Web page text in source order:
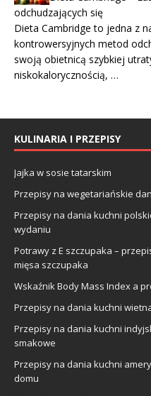
odchudzających się
Dieta Cambridge to jedna z
kontrowersyjnych metod
swoją obietnicą szybkiej
niskokalorycznością, …
KULINARIA I PRZEPISY
Jajka w sosie tatarskim
Przepisy na wegetariańskie
Przepisy na dania kuchni
wydaniu
Potrawy z E szczupaka –
mięsa szczupaka
Wskaźnik Body Mass Index a
Przepisy na dania kuchni
Przepisy na dania kuchni
smakowe
Przepisy na dania kuchni
domu